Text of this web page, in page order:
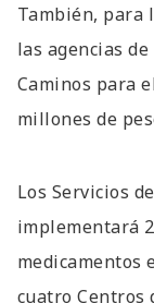
También, para
las agencias
Caminos para
millones de
Los Servicios
implementará
medicamentos
cuatro Centros